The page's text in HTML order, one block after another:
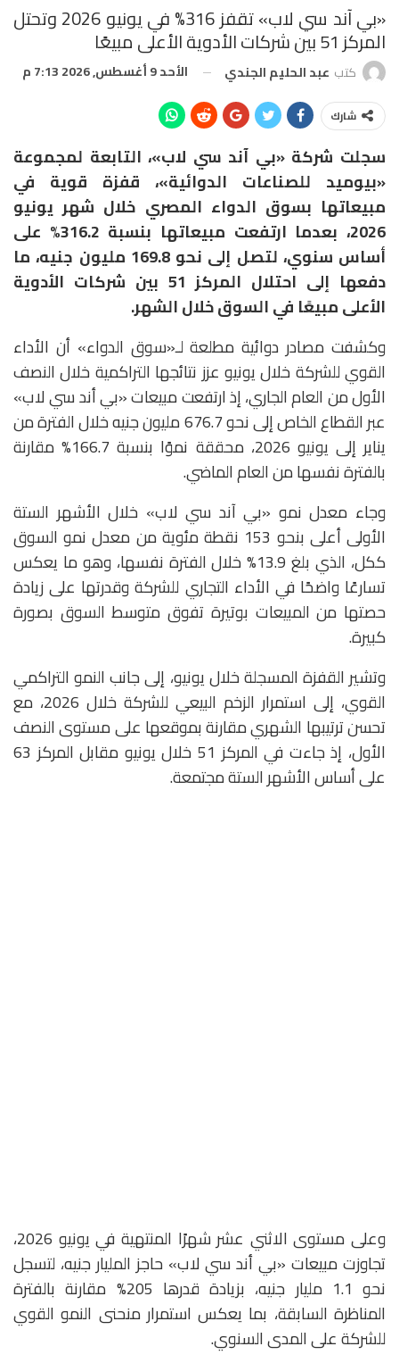
«بي آند سي لاب» تقفز 316% في يونيو 2026 وتحتل
المركز 51 بين شركات الأدوية الأعلى مبيعًا
كتب عبد الحليم الجندي الأحد 9 أغسطس, 2026 7:13 م
شارك
سجلت شركة «بي آند سي لاب»، التابعة لمجموعة
«بيوميد للصناعات الدوائية»، قفزة قوية في
مبيعاتها بسوق الدواء المصري خلال شهر يونيو
2026، بعدما ارتفعت مبيعاتها بنسبة 316.2% على
أساس سنوي، لتصل إلى نحو 169.8 مليون جنيه، ما
دفعها إلى احتلال المركز 51 بين شركات الأدوية
الأعلى مبيعًا في السوق خلال الشهر.
وكشفت مصادر دوائية مطلعة لـ«سوق الدواء» أن الأداء
القوي للشركة خلال يونيو عزز نتائجها التراكمية خلال النصف
الأول من العام الجاري، إذ ارتفعت مبيعات «بي أند سي لاب»
عبر القطاع الخاص إلى نحو 676.7 مليون جنيه خلال الفترة من
يناير إلى يونيو 2026، محققة نموًا بنسبة 166.7% مقارنة
بالفترة نفسها من العام الماضي.
وجاء معدل نمو «بي آند سي لاب» خلال الأشهر الستة
الأولى أعلى بنحو 153 نقطة مئوية من معدل نمو السوق
ككل، الذي بلغ 13.9% خلال الفترة نفسها، وهو ما يعكس
تسارعًا واضحًا في الأداء التجاري للشركة وقدرتها على زيادة
حصتها من المبيعات بوتيرة تفوق متوسط السوق بصورة
كبيرة.
وتشير القفزة المسجلة خلال يونيو، إلى جانب النمو التراكمي
القوي، إلى استمرار الزخم البيعي للشركة خلال 2026، مع
تحسن ترتيبها الشهري مقارنة بموقعها على مستوى النصف
الأول، إذ جاءت في المركز 51 خلال يونيو مقابل المركز 63
على أساس الأشهر الستة مجتمعة.
وعلى مستوى الاثني عشر شهرًا المنتهية في يونيو 2026،
تجاوزت مبيعات «بي أند سي لاب» حاجز المليار جنيه، لتسجل
نحو 1.1 مليار جنيه، بزيادة قدرها 205% مقارنة بالفترة
المناظرة السابقة، بما يعكس استمرار منحنى النمو القوي
للشركة على المدى السنوي.